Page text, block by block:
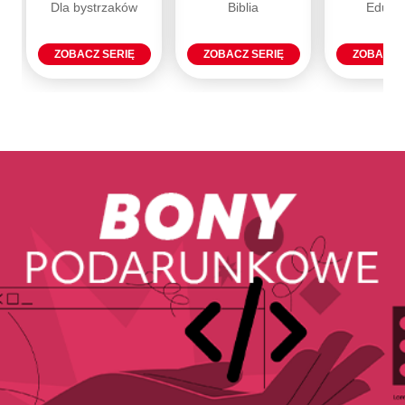
Dla bystrzaków
ZOBACZ SERIĘ
Biblia
ZOBACZ SERIĘ ZOBACZ